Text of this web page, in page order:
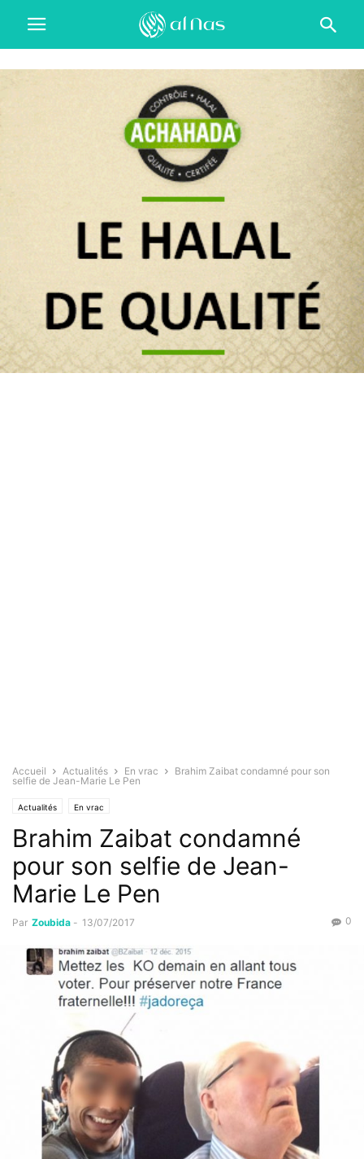
Accueil Actualités En vrac
Brahim Zaibat condamné pour son
selfie de Jean-Marie Le Pen
Actualités En vrac
Brahim Zaibat condamné
pour son selfie de Jean-
Marie Le Pen
Par Zoubida - 13/07/2017 0